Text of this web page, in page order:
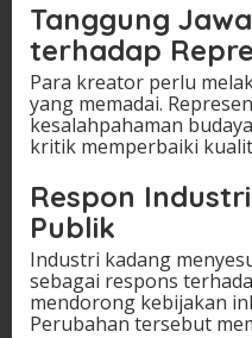
Tanggung
terhadap
Para kreator perlu
yang memadai.
kesalahpahaman
kritik memperbaiki
Respon
Publik
Industri kadang
sebagai respons
mendorong kebijakan
Perubahan tersebut